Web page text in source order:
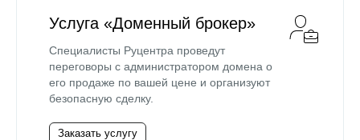
Услуга «Доменный брокер»
Специалисты Руцентра проведут
переговоры с администратором домена о
его продаже по вашей цене и организуют
безопасную сделку.
Заказать услугу